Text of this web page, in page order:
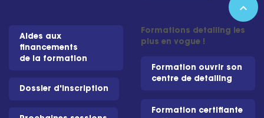
Aides aux
financements
de la formation
Dossier d'inscription
Formations detailing les
plus en vogue !
Formation ouvrir son
centre de detailing
Formation certifiante
expand_less